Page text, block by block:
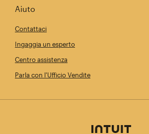
Aiuto
Contattaci
Ingaggia un esperto
Centro assistenza
Parla con l'Ufficio Vendite